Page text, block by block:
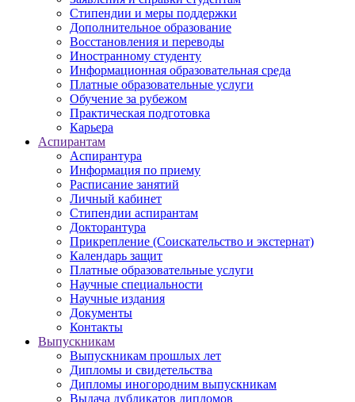
Стипендии и меры поддержки
Дополнительное образование
Восстановления и переводы
Иностранному студенту
Информационная образовательная среда
Платные образовательные услуги
Обучение за рубежом
Практическая подготовка
Карьера
Аспирантам
Аспирантура
Информация по приему
Расписание занятий
Личный кабинет
Стипендии аспирантам
Докторантура
Прикрепление (Соискательство и экстернат)
Календарь защит
Платные образовательные услуги
Научные специальности
Научные издания
Документы
Контакты
Выпускникам
Выпускникам прошлых лет
Дипломы и свидетельства
Дипломы иногородним выпускникам
Выдача дубликатов дипломов